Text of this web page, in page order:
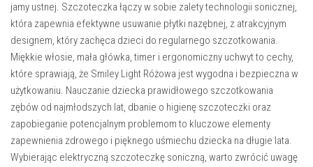
jamy ustnej. Szczoteczka łączy w sobie zalety technologii sonicznej,
która zapewnia efektywne usuwanie płytki nazębnej, z atrakcyjnym
designem, który zachęca dzieci do regularnego szczotkowania.
Miękkie włosie, mała główka, timer i ergonomiczny uchwyt to cechy,
które sprawiają, że Smiley Light Różowa jest wygodna i bezpieczna w
użytkowaniu. Nauczanie dziecka prawidłowego szczotkowania
zębów od najmłodszych lat, dbanie o higienę szczoteczki oraz
zapobieganie potencjalnym problemom to kluczowe elementy
zapewnienia zdrowego i pięknego uśmiechu dziecka na długie lata.
Wybierając elektryczną szczoteczkę soniczną, warto zwrócić uwagę